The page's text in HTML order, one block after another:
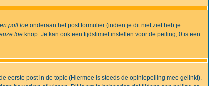
poll toe onderaan het post formulier (indien je dit niet ziet heb je
toe knop. Je kan ook een tijdslimiet instellen voor de peiling, 0 is een
eerste post in de topic (Hiermee is steeds de opiniepeiling mee gelinkt).